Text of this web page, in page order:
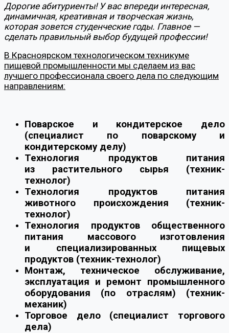
Дорогие абитуриенты! У вас впереди интересная,
динамичная, креативная и творческая жизнь,
которая зовется студенческие годы. Главное —
сделать правильный выбор будущей профессии!
В Красноярском технологическом техникуме
пищевой промышленности мы сделаем из вас
лучшего профессионала своего дела по следующим
направлениям:
Поварское и кондитерское дело
(специалист по поварскому и
кондитерскому делу)
Технология продуктов питания
из растительного сырья (техник-
технолог)
Технология продуктов питания
животного происхождения (техник-
технолог)
Технология продуктов общественного
питания массового изготовления
и специализированных пищевых
продуктов (техник-технолог)
Монтаж, техническое обслуживание,
эксплуатация и ремонт промышленного
оборудования (по отраслям) (техник-
механик)
Торговое дело (специалист торгового
дела)